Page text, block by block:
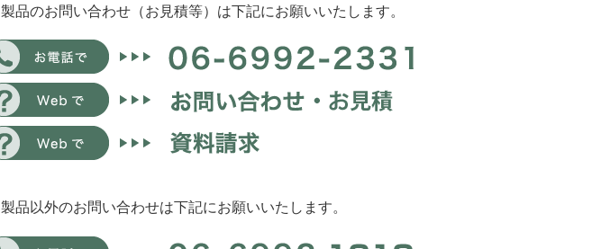
製品のお問い合わせ（お見積等）は下記にお願いいたします。
製品以外のお問い合わせは下記にお願いいたします。